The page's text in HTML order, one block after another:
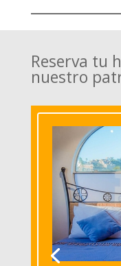
Reserva tu
nuestro